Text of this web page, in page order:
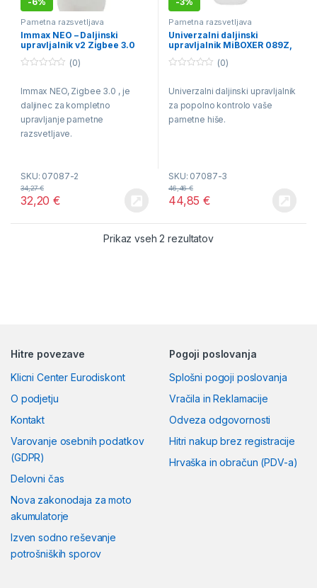
Pametna razsvetljava
Immax NEO – Daljinski
upravljalnik v2 Zigbee 3.0
u
o
f
5
(0)
Immax NEO, Zigbee 3.0 , je
daljinec za kompletno
upravljanje pametne
razsvetljave.
SKU: 07087-2
32,20€
34,27€
Pametna razsvetljava
Univerzalni daljinski
upravljalnik MiBOXER 089Z,
u
o
f
5
(0)
Univerzalni daljinski upravljalnik
za popolno kontrolo vaše
pametne hiše.
SKU: 07087-3
44,85€
46,46€
Prikaz vseh 2 rezultatovRazvrščeno po ceni:
Hitre povezave
Klicni Center Eurodiskont
O podjetju
Kontakt
Varovanje osebnih podatkov
(GDPR)
Delovni čas
Nova zakonodaja za moto
akumulatorje
Izven sodno reševanje
potrošniških sporov
Pogoji poslovanja
Splošni pogoji poslovanja
Vračila in Reklamacije
Odveza odgovornosti
Hitri nakup brez registracije
Hrvaška in obračun (PDV-a)